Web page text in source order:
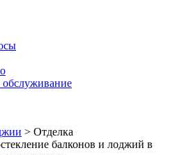
обслуживание
> Отделка
балконов и лоджий в